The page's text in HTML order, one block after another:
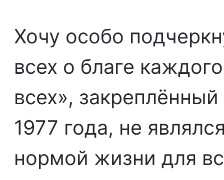
Хочу особо
всех о благе
всех»,
1977 года, не
нормой жизни для